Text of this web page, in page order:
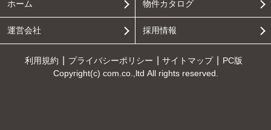
ホーム 物件カタログ
運営会社 採用情報
利用規約 プライバシーポリシー サイトマップ
PC版
Copyright(c) com.co.,ltd All rights reserved.